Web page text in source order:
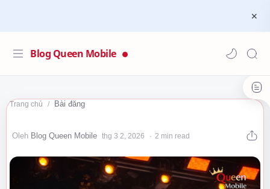
Blog Queen Mobile
Trang chủ Bài đăng
2 min read